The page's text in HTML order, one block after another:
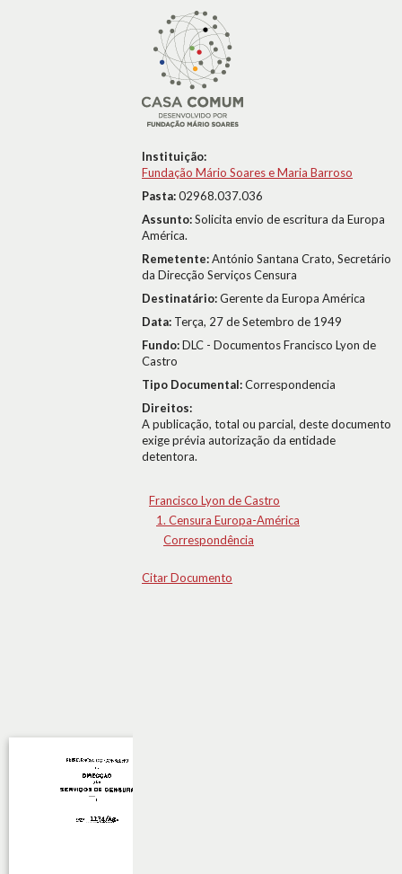
Instituição:
Fundação Mário Soares e Maria Barroso
Pasta:02968.037.036
Assunto:Solicita envio de escritura da Europa
América.
Remetente:António Santana Crato, Secretário
da Direcção Serviços Censura
Destinatário:Gerente da Europa América
Data: Terça, 27 de Setembro de 1949
Fundo:DLC - Documentos Francisco Lyon de
Castro
Tipo Documental:Correspondencia
Direitos:
A publicação, total ou parcial, deste documento
exige prévia autorização da entidade
detentora.
Francisco Lyon de Castro
1. Censura Europa-América
Correspondência
Citar Documento